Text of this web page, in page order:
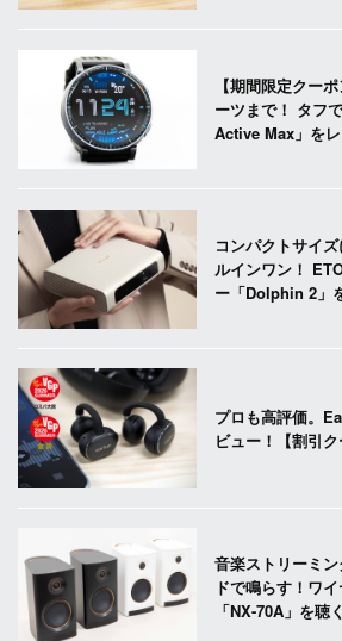
【期間限定クー
ーツまで！ タフ
Active Max」を
コンパクトサイ
ルインワン！
ー「Dolphin 2」
プロも高評価。
ビュー！【割引ク
音楽ストリーミ
ドで鳴らす！ワ
「NX-70A」を聴く